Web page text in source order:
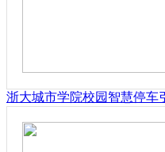
浙大城市学院校园智慧停车